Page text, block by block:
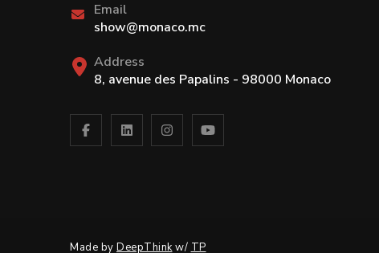
Email
show@monaco.mc
Address
8, avenue des Papalins - 98000 Monaco
Made by DeepThinkw/ TP